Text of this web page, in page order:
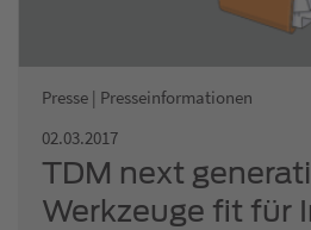
Presse | Presseinformationen
02.03.2017
TDM next
Werkzeuge fit für